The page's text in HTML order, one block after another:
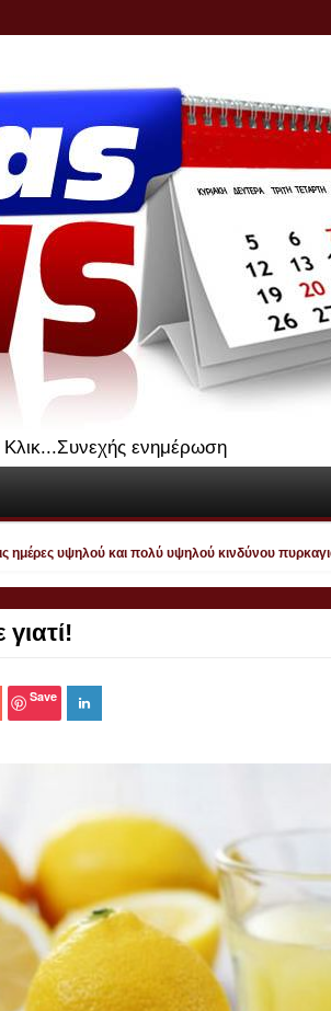
ενημέρωση
υψηλού και πολύ υψηλού κινδύνου πυρκαγιάς
Save